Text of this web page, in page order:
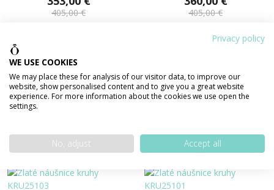
405,00 €
405,00 €
Zlaté náušnice kruhy KRU26202
SKLADOM ihneď k odoslaniu
SKLADOM ihneď k odoslaniu
Privacy policy
WE USE COOKIES
We may place these for analysis of our visitor data, to improve our
website, show personalised content and to give you a great website
experience. For more information about the cookies we use open the
settings.
No, adjust Accept all